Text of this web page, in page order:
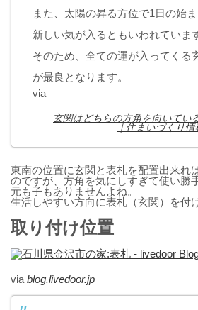
また、太陽の昇る方位で1日の始ま
新しい気が入るともいわれていま
そのため、全ての運が入ってくる
が最良となります。
via
玄関はどちらの方角を向いてい
｜住まいづくり
東南の位置に玄関と表札を配置出来れ
のですが、方角を気にしすぎて使い勝
元も子もありませんよね。
生活しやすい方向に表札（玄関）を付
取り付け位置
via blog.livedoor.jp